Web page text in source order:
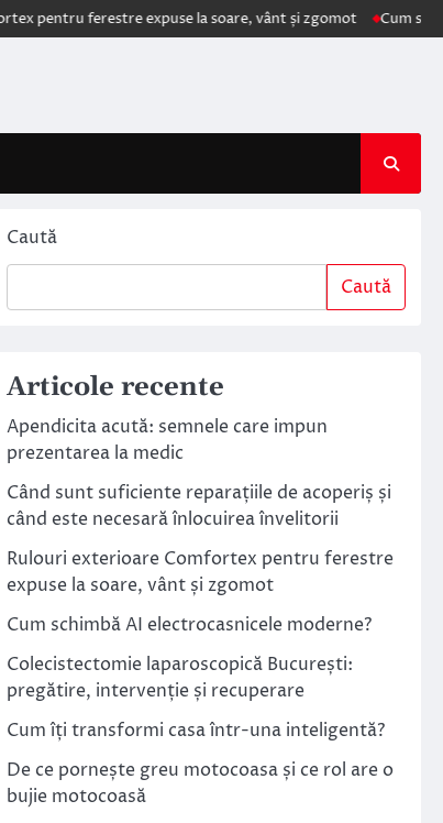
expuse la soare, vânt și zgomot Cum schimbă AI
Caută
Caută
Articole recente
Apendicita acută: semnele care impun
prezentarea la medic
Când sunt suficiente reparațiile de acoperiș și
când este necesară înlocuirea învelitorii
Rulouri exterioare Comfortex pentru ferestre
expuse la soare, vânt și zgomot
Cum schimbă AI electrocasnicele moderne?
Colecistectomie laparoscopică București:
pregătire, intervenție și recuperare
Cum îți transformi casa într-una inteligentă?
De ce pornește greu motocoasa și ce rol are o
bujie motocoasă